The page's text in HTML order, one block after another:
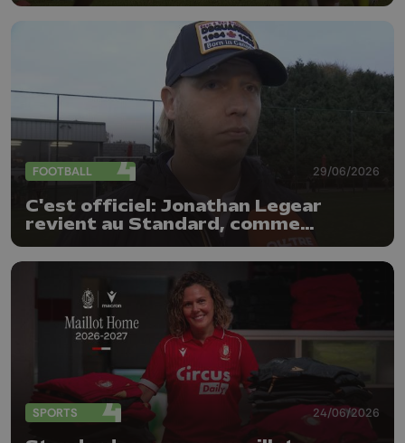
FOOTBALL 29/06/2026
C'est officiel: Jonathan Legear
revient au Standard, comme
entraîneur adjoint
SPORTS 24/06/2026